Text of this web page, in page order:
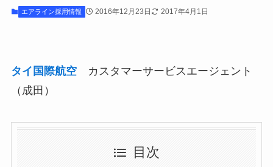
エアライン採用情報 2016年12月23日 2017年4月1日
タイ国際航空カスタマーサービスエージェント
（成田）
目次